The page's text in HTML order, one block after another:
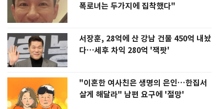
폭로녀는 두가지에 집착했다"
서장훈, 28억에 산 강남 건물 450억 내놨
다…세후 차익 280억 '잭팟'
"이혼한 여사친은 생명의 은인…한집서
살게 해달라" 남편 요구에 '절망'